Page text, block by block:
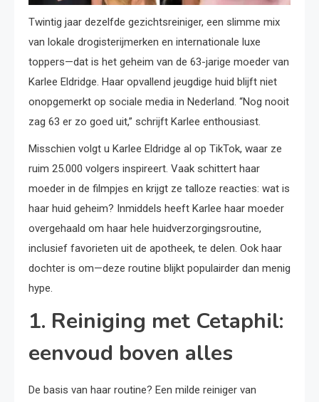
Twintig jaar dezelfde gezichtsreiniger, een slimme mix
van lokale drogisterijmerken en internationale luxe
toppers—dat is het geheim van de 63-jarige moeder van
Karlee Eldridge. Haar opvallend jeugdige huid blijft niet
onopgemerkt op sociale media in Nederland. “Nog nooit
zag 63 er zo goed uit,” schrijft Karlee enthousiast.
Misschien volgt u Karlee Eldridge al op TikTok, waar ze
ruim 25.000 volgers inspireert. Vaak schittert haar
moeder in de filmpjes en krijgt ze talloze reacties: wat is
haar huid geheim? Inmiddels heeft Karlee haar moeder
overgehaald om haar hele huidverzorgingsroutine,
inclusief favorieten uit de apotheek, te delen. Ook haar
dochter is om—deze routine blijkt populairder dan menig
hype.
1. Reiniging met Cetaphil:
eenvoud boven alles
De basis van haar routine? Een milde reiniger van